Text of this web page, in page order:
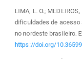
LIMA, L. O.;
dificuldades de acesso
no nordeste brasileiro.
https://doi.org/